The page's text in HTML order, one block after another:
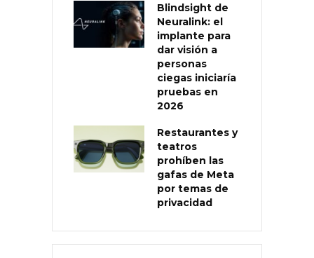
Blindsight de
Neuralink: el
implante para
dar visión a
personas
ciegas iniciaría
pruebas en
2026
Restaurantes y
teatros
prohíben las
gafas de Meta
por temas de
privacidad